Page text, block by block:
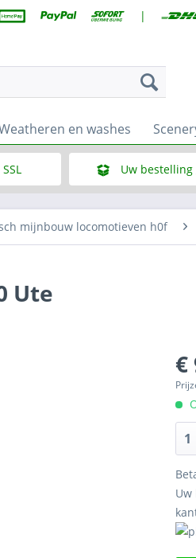
|
en washes
Uw
mijnbouw locomotieven h0f
Ute
€